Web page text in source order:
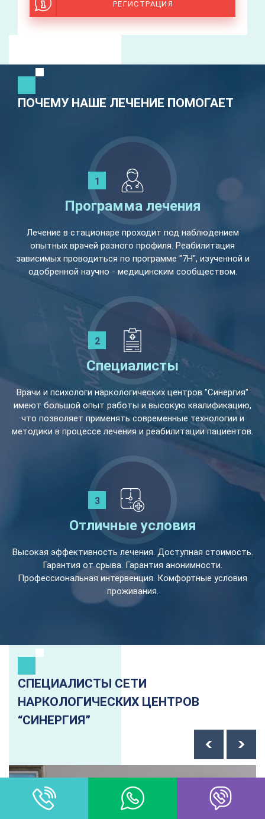
РЕГИСТРАЦИЯ
ПОЧЕМУ НАШЕ ЛЕЧЕНИЕ ПОМОГАЕТ
Программа лечения
Лечение в стационаре проходит под наблюдением
опытных врачей разного профиля. Реабилитация
зависимых проводиться по программе "7Н", изученной и
одобренной научно - медицинским сообществом.
Специалисты
Врачи и психологи наркологических центров "Синергия"
имеют большой опыт работы и высокую квалификацию,
что позволяет применять современные технологии и
методики в процессе лечения и реабилитации пациентов.
Отличные условия
Высокая эффективность лечения. Доступная стоимость.
Гарантия от срыва. Гарантия анонимности.
Профессиональная интервенция. Комфортные условия
проживания.
СПЕЦИАЛИСТЫ СЕТИ
НАРКОЛОГИЧЕСКИХ ЦЕНТРОВ
“СИНЕРГИЯ”